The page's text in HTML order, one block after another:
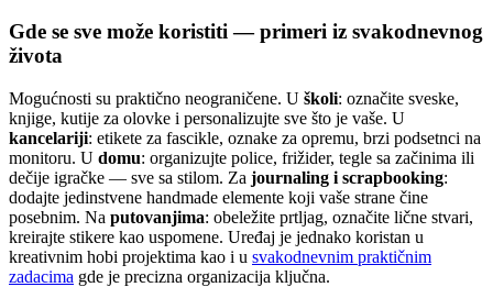
Gde se sve može koristiti — primeri iz svakodnevnog
života
Mogućnosti su praktično neograničene. U školi: označite sveske,
knjige, kutije za olovke i personalizujte sve što je vaše. U
kancelariji: etikete za fascikle, oznake za opremu, brzi podsetnci na
monitoru. U domu: organizujte police, frižider, tegle sa začinima ili
dečije igračke — sve sa stilom. Za journaling i scrapbooking:
dodajte jedinstvene handmade elemente koji vaše strane čine
posebnim. Na putovanjima: obeležite prtljag, označite lične stvari,
kreirajte stikere kao uspomene. Uređaj je jednako koristan u
kreativnim hobi projektima kao i u svakodnevnim praktičnim
zadacima gde je precizna organizacija ključna.